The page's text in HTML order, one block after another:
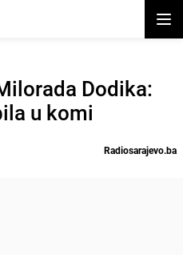
Dodika:
u komi
Radiosarajevo.ba